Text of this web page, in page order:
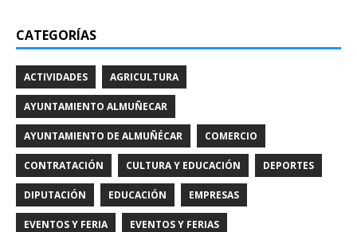
CATEGORÍAS
ACTIVIDADES AGRICULTURA
AYUNTAMIENTO ALMUÑECAR
AYUNTAMIENTO DE ALMUÑÉCAR COMERCIO
CONTRATACIÓN CULTURA Y EDUCACIÓN DEPORTES
DIPUTACIÓN EDUCACIÓN EMPRESAS
EVENTOS Y FERIA EVENTOS Y FERIAS